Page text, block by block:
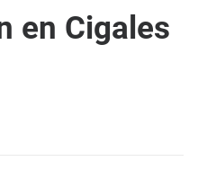
en Cigales